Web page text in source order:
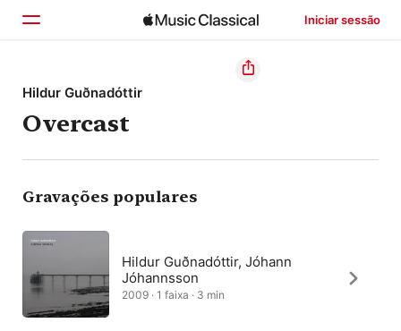
Iniciar sessão
Início
Explorar
Buscar
Hildur Guðnadóttir
Overcast
Gravações populares
Hildur Guðnadóttir, Jóhann
Jóhannsson
2009 · 1 faixa · 3 min